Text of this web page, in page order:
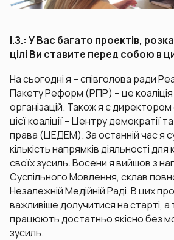
І.З.: У Вас багато проектів,
цілі Ви ставите перед собою в
На сьогодні я – співголова ради
Пакету Реформ (РПР) – це
організацій. Також я є директором
цієї коаліції – Центру демократії
права (ЦЕДЕМ). За останній час я
кількість напрямків діяльності
своїх зусиль. Восени я вийшов з
Суспільного Мовлення, склав
Незалежній Медійній Раді. В цих
важливіше долучитися на старті,
працюють достатньо якісно без
зусиль.